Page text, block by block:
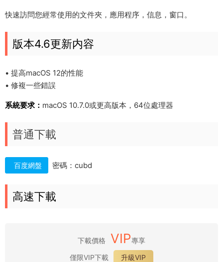
快速訪問您經常使用的文件夾，應用程序，信息，窗口。
版本4.6更新内容
• 提高macOS 12的性能
• 修複一些錯誤
系統要求： macOS 10.7.0或更高版本，64位處理器
普通下載
百度網盤 密碼：cubd
高速下載
下載價格 VIP專享
僅限VIP下載
升級VIP